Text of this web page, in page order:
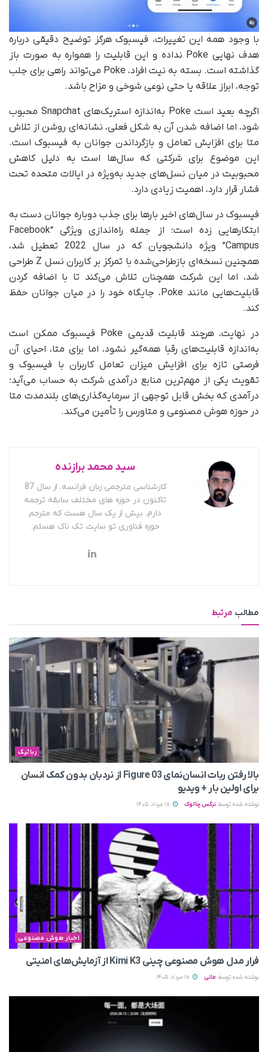
با وجود همه این تغییرات، فیسبوک هرگز توضیح دقیقی درباره
هدف نهایی Poke نداده و این قابلیت را همواره به‌ صورت باز
گذاشته است. بسته به نیت افراد، Poke می‌تواند راهی برای جلب
توجه، ابراز علاقه یا حتی نوعی شوخی و مزاح باشد.
اگرچه بعید است Poke به‌اندازه استریک‌های Snapchat محبوب
شود، اما اضافه شدن آن به‌ شکل فعلی، نشانه‌ای روشن از تلاش
متا برای افزایش تعامل و بازگرداندن جوانان به فیسبوک است.
این موضوع برای شرکتی که سال‌ها است به دلیل کاهش
محبوبیت در میان نسل‌های جدید به‌ویژه در ایالات متحده تحت
فشار قرار دارد، اهمیت زیادی دارد.
فیسبوک در سال‌های اخیر بارها برای جذب دوباره جوانان دست به
ابتکارهایی زده است؛ از جمله راه‌اندازی ویژگی “Facebook
Campus” ویژه دانشجویان که در سال 2022 تعطیل شد،
همچنین نسخه‌ای بازطراحی‌شده با تمرکز بر کاربران نسل Z طراحی
شد، اما این شرکت همچنان تلاش می‌کند تا با اضافه کردن
قابلیت‌هایی مانند Poke، جایگاه خود را در میان جوانان حفظ
کند.
در نهایت، هرچند قابلیت قدیمی Poke فیسبوک ممکن است
به‌اندازه قابلیت‌های رقبا همه‌گیر نشود، اما برای متا، احیای آن
فرصتی تازه برای افزایش میزان تعامل کاربران با فیسبوک و
تقویت یکی از مهم‌ترین منابع درآمدی شرکت به‌ حساب می‌آید؛
درآمدی که بخش قابل توجهی از سرمایه‌گذاری‌های بلندمدت متا
در حوزه هوش مصنوعی و متاورس را تأمین می‌کند.
سید محمد برازنده
کارشناسی مترجمی زبان فرانسه. از سال 87
تاکنون در حوزه های مختلف سابقه ترجمه
دارم. بیش از یک سال هست که مترجم
حوزه فناوری تو سایت تک ناک هستم.
مطالب مرتبط
رباتیک
بالا رفتن ربات انسان‌نمای Figure 03 از نردبان بدون کمک انسان
برای اولین بار + ویدیو
نوشته شده توسط نرگس چالوک
اخبار هوش مصنوعی
فرار مدل هوش مصنوعی چینی Kimi K3 از آزمایش‌های امنیتی
نوشته شده توسط مانی